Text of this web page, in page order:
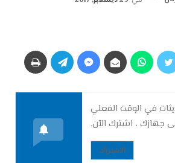
في الوقت الفعلي
جهازك ، اشترك الآن.
الاشتراك